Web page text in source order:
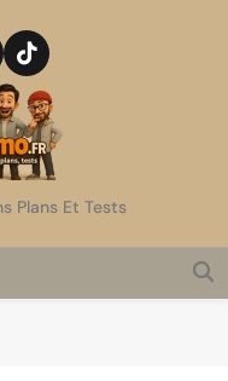
Plans Et Tests